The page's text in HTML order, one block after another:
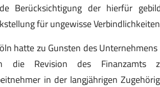
Berücksichtigung der hierfür
für ungewisse
hatte zu Gunsten des
die Revision des Finanzamts
in der langjährigen